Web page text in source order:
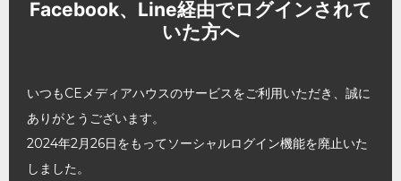
Facebook、Line経由でログインされて
いた方へ
いつもCEメディアハウスのサービスをご利用いただき、誠に
ありがとうございます。
2024年2月26日をもってソーシャルログイン機能を廃止いた
しました。